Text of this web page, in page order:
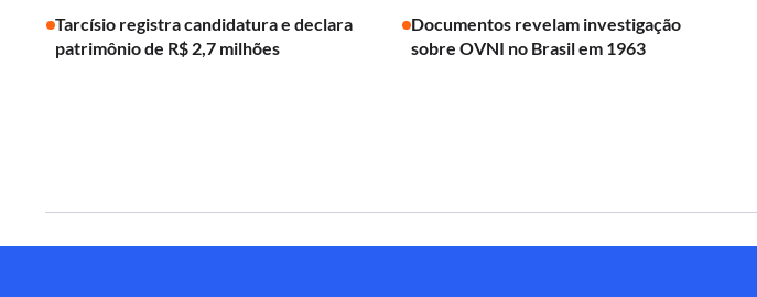
Tarcísio registra candidatura e declara
patrimônio de R$ 2,7 milhões
Documentos revelam investigação
sobre OVNI no Brasil em 1963